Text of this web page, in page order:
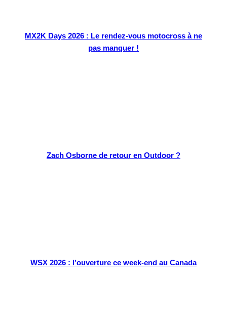
MX2K Days 2026 : Le rendez-vous motocross à ne
pas manquer !
Zach Osborne de retour en Outdoor ?
WSX 2026 : l’ouverture ce week-end au Canada